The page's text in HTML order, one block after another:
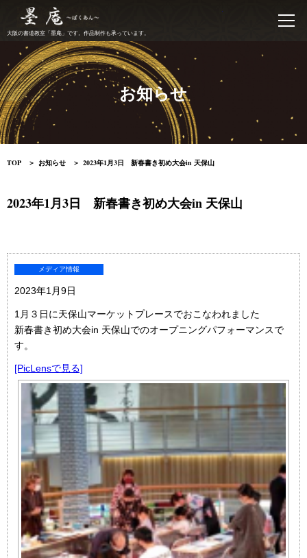
大阪の書道教室「墨庵」です。作品制作も承っています。
お知らせ
TOP お知らせ 2023年1月3日 新春書き初め大会in 天保山
2023年1月3日 新春書き初め大会in 天保山
メディア情報
2023年1月9日
1月３日に天保山マーケットプレースでおこなわれました
新春書き初め大会in 天保山でのオープニングパフォーマンスで
す。
[PicLensで見る]